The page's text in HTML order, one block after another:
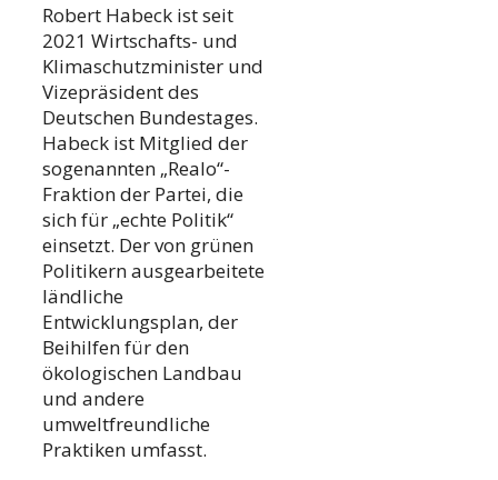
Robert Habeck ist seit
2021 Wirtschafts- und
Klimaschutzminister und
Vizepräsident des
Deutschen Bundestages.
Habeck ist Mitglied der
sogenannten „Realo“-
Fraktion der Partei, die
sich für „echte Politik“
einsetzt. Der von grünen
Politikern ausgearbeitete
ländliche
Entwicklungsplan, der
Beihilfen für den
ökologischen Landbau
und andere
umweltfreundliche
Praktiken umfasst.